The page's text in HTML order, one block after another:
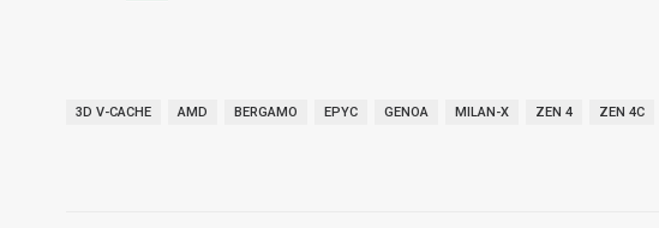
3D V-CACHE AMD BERGAMO EPYC GENOA MILAN-X ZEN 4 ZEN 4C